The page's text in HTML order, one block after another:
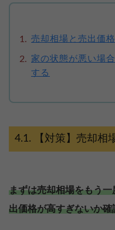
売却相場と売出価
家の状態が悪い場
する
【対策】売却相
まずは売却相場をもう
出価格が高すぎないか